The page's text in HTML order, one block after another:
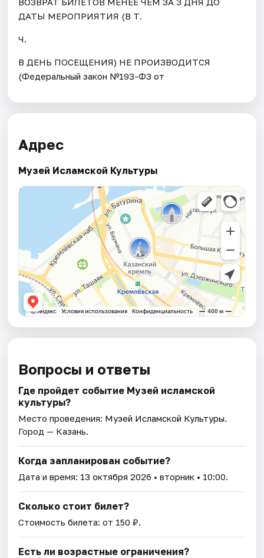
ДАТЫ МЕРОПРИЯТИЯ (В Т.
Ч.
В ДЕНЬ ПОСЕЩЕНИЯ) НЕ ПРОИЗВОДИТСЯ
(Федеральный закон №193-ФЗ от
Адрес
Музей Исламской Культуры
Вопросы и ответы
Где пройдет событие Музей исламской
культуры?
Место проведения: Музей Исламской Культуры.
Город — Казань.
Когда запланирован событие?
Дата и время: 13 октября 2026 • вторник • 10:00.
Сколько стоит билет?
Стоимость билета: от 150 ₽.
Есть ли возрастные ограничения?